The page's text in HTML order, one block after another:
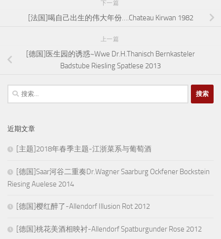
下一篇
[法国]喝自己出生的伟大年份….Chateau Kirwan 1982
上一篇
[德国]医生园的诱惑~Wwe Dr.H.Thanisch Bernkasteler
Badstube Riesling Spatlese 2013
搜
索：
近期文章
[主题]2018年春季主题-江浙菜系与葡萄酒
[德国]Saar河谷二重奏Dr.Wagner Saarburg Ockfener Bockstein
Riesing Auelese 2014
[德国]樱红醉了-Allendorf Illusion Rot 2012
[德国]桃花美酒相映衬-Allendorf Spatburgunder Rose 2012